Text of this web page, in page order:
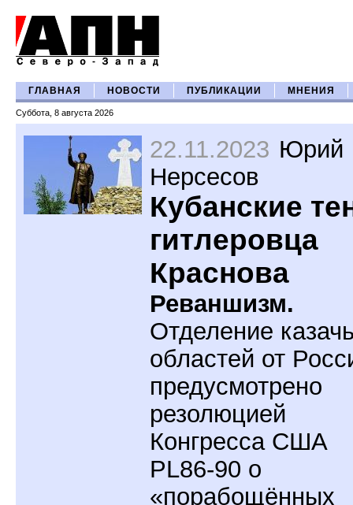
ГЛАВНАЯ НОВОСТИ ПУБЛИКАЦИИ МНЕНИЯ
Суббота, 8 августа 2026
22.11.2023 Юрий
Нерсесов
Кубанские
гитлеровца
Краснова
Реваншизм.
Отделение
областей от
предусмотрено
резолюцией
Конгресса США
PL86-90 о
«порабощённых